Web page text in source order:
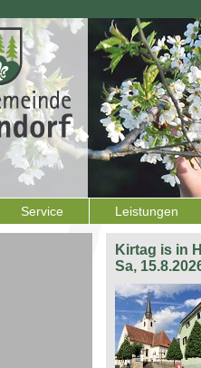
Service Leistungen
Kirtag is in
Sa,